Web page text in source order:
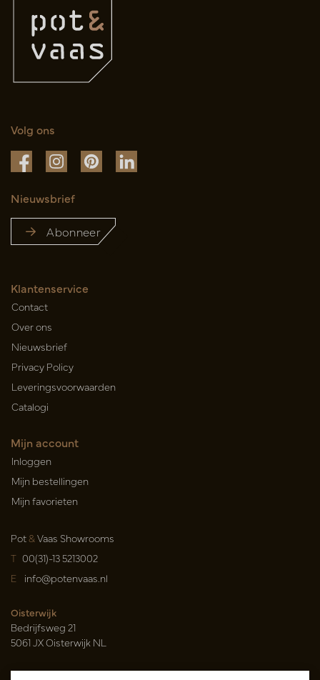
Volg ons
Nieuwsbrief
Abonneer
Klantenservice
Contact
Over ons
Nieuwsbrief
Privacy Policy
Leveringsvoorwaarden
Catalogi
Mijn account
Inloggen
Mijn bestellingen
Mijn favorieten
Pot&Vaas Showrooms
T 00(31)-13 5213002
E info@potenvaas.nl
Oisterwijk
Bedrijfsweg 21
5061 JX Oisterwijk NL
Openingstijden